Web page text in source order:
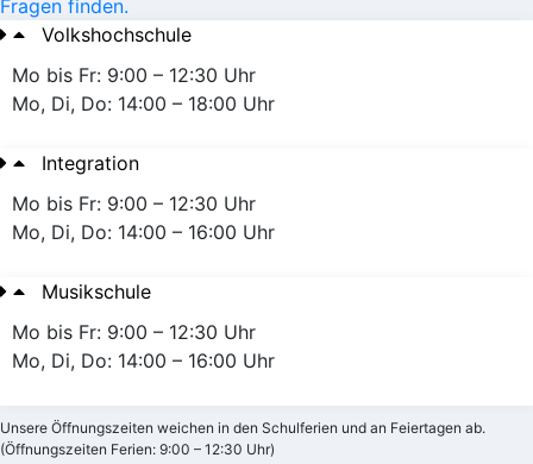
Fragen finden.
Volkshochschule
Mo bis Fr: 9:00 – 12:30 Uhr
Mo, Di, Do: 14:00 – 18:00 Uhr
Integration
Mo bis Fr: 9:00 – 12:30 Uhr
Mo, Di, Do: 14:00 – 16:00 Uhr
Musikschule
Mo bis Fr: 9:00 – 12:30 Uhr
Mo, Di, Do: 14:00 – 16:00 Uhr
Unsere Öffnungszeiten weichen in den Schulferien und an Feiertagen ab.
(Öffnungszeiten Ferien: 9:00 – 12:30 Uhr)